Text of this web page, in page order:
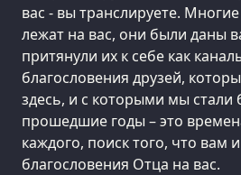
вас - вы транслируете.
лежат на вас, они были даны
притянули их к себе как
благословения друзей,
здесь, и с которыми мы стали
прошедшие годы – это
каждого, поиск того, что вам
благословения Отца на вас.